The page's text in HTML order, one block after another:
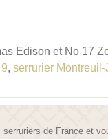
Edison et No 17
, serrurier Montreuil-
de France et